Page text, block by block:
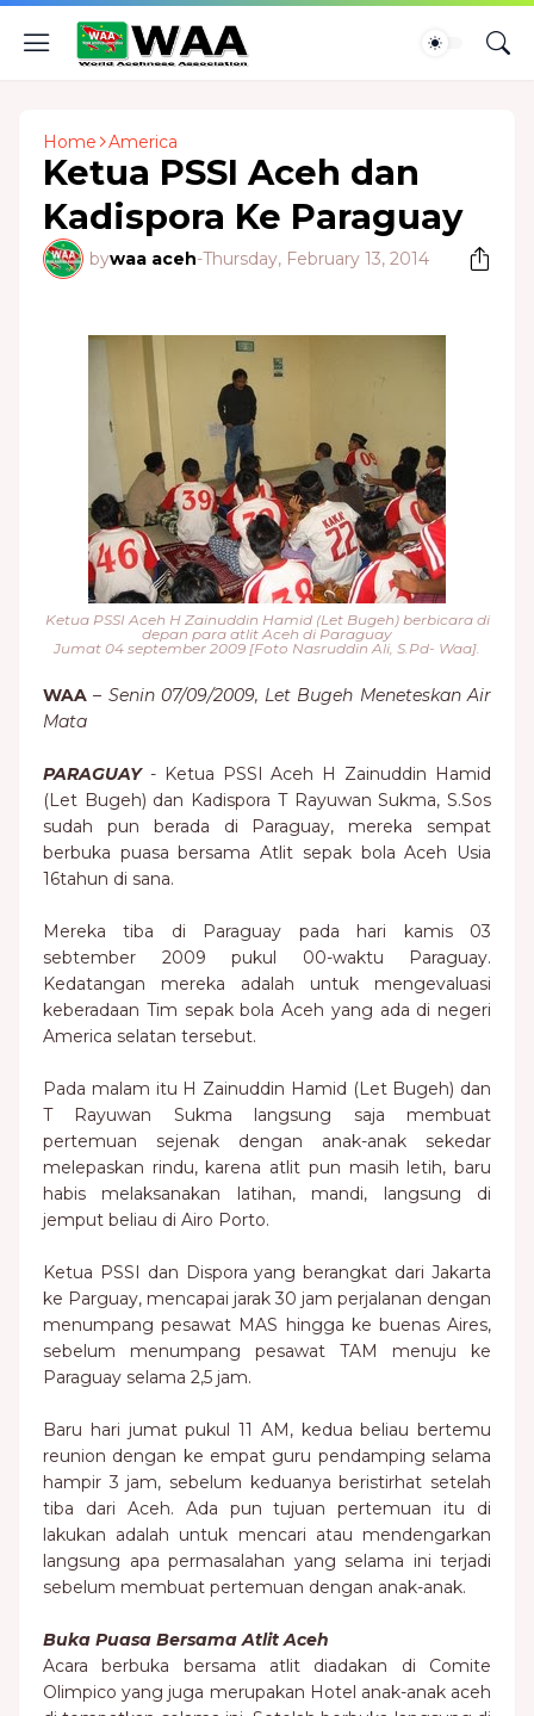
Home America
Ketua PSSI Aceh dan
Kadispora Ke Paraguay
bywaa aceh-Thursday, February 13, 2014
Ketua PSSI Aceh H Zainuddin Hamid (Let Bugeh) berbicara di
depan para atlit Aceh di Paraguay
Jumat 04 september 2009 [Foto Nasruddin Ali, S.Pd- Waa].
WAA – Senin 07/09/2009, Let Bugeh Meneteskan Air
Mata
PARAGUAY- Ketua PSSI Aceh H Zainuddin Hamid
(Let Bugeh) dan Kadispora T Rayuwan Sukma, S.Sos
sudah pun berada di Paraguay, mereka sempat
berbuka puasa bersama Atlit sepak bola Aceh Usia
16tahun di sana.
Mereka tiba di Paraguay pada hari kamis 03
sebtember 2009 pukul 00-waktu Paraguay.
Kedatangan mereka adalah untuk mengevaluasi
keberadaan Tim sepak bola Aceh yang ada di negeri
America selatan tersebut.
Pada malam itu H Zainuddin Hamid (Let Bugeh) dan
T Rayuwan Sukma langsung saja membuat
pertemuan sejenak dengan anak-anak sekedar
melepaskan rindu, karena atlit pun masih letih, baru
habis melaksanakan latihan, mandi, langsung di
jemput beliau di Airo Porto.
Ketua PSSI dan Dispora yang berangkat dari Jakarta
ke Parguay, mencapai jarak 30 jam perjalanan dengan
menumpang pesawat MAS hingga ke buenas Aires,
sebelum menumpang pesawat TAM menuju ke
Paraguay selama 2,5 jam.
Baru hari jumat pukul 11 AM, kedua beliau bertemu
reunion dengan ke empat guru pendamping selama
hampir 3 jam, sebelum keduanya beristirhat setelah
tiba dari Aceh. Ada pun tujuan pertemuan itu di
lakukan adalah untuk mencari atau mendengarkan
langsung apa permasalahan yang selama ini terjadi
sebelum membuat pertemuan dengan anak-anak.
Buka Puasa Bersama Atlit Aceh
Acara berbuka bersama atlit diadakan di Comite
Olimpico yang juga merupakan Hotel anak-anak aceh